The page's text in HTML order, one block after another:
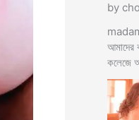
by
আমাদের
কলেজে